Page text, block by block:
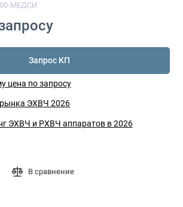
МЕДСИ
Запрос КП
цена по запросу
ЭХВЧ 2026
ЭХВЧ и РХВЧ аппаратов в 2026
В сравнение